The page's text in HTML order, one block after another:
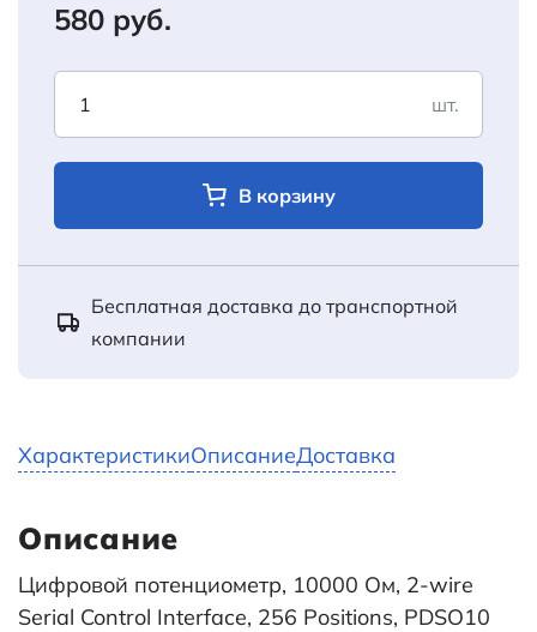
580 руб.
шт.
В корзину
Бесплатная доставка до транспортной
компании
ХарактеристикиОписаниеДоставка
Описание
Цифровой потенциометр, 10000 Ом, 2-wire
Serial Control Interface, 256 Positions, PDSO10